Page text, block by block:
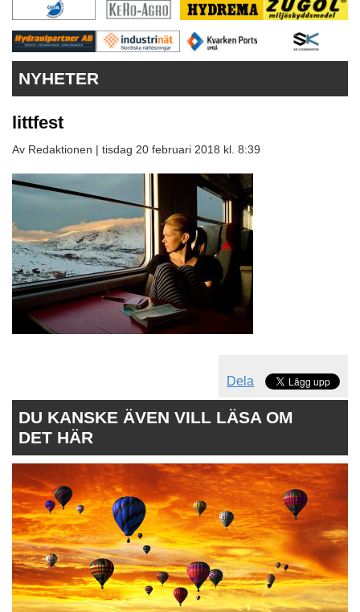
KONTAKT
VÅRA ANDRA MAGASIN
PRENUMERERA
ANNONSERA
NYHETER
littfest
Av Redaktionen | tisdag 20 februari 2018 kl. 8:39
Dela
DU KANSKE ÄVEN VILL LÄSA OM
DET HÄR